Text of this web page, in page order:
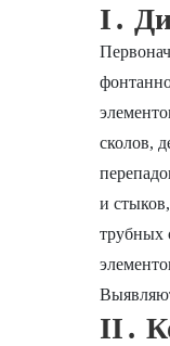
I․
сколов,
и
трубных
II․